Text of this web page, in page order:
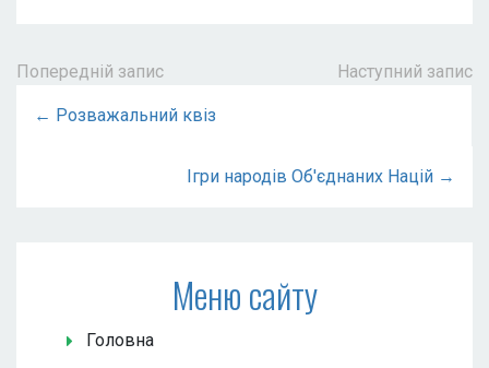
Попередній запис Наступний запис
← Розважальний квіз
Ігри народів Об'єднаних Націй →
Меню сайту
Головна